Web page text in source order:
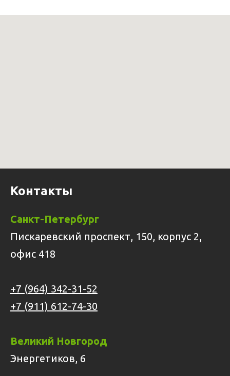
Контакты
Санкт-Петербург
Пискаревский проспект, 150, корпус 2,
офис 418
+7 (964) 342-31-52
+7 (911) 612-74-30
Великий Новгород
Энергетиков, 6